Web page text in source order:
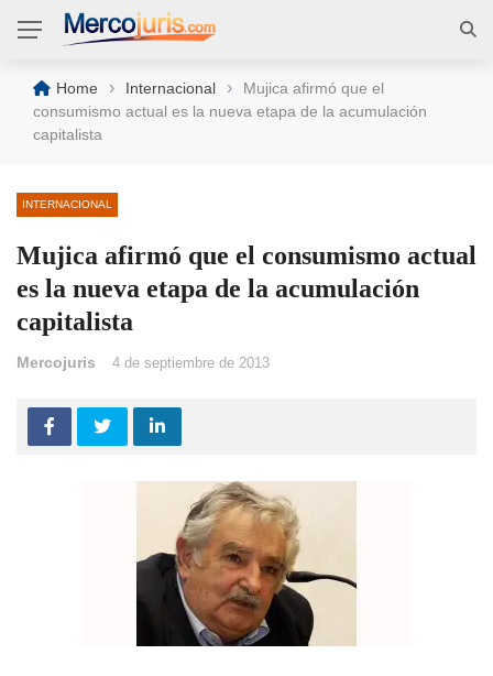
Home › Internacional ›
Mujica afirmó que el
consumismo actual es la nueva etapa de la acumulación
capitalista
INTERNACIONAL
Mujica afirmó que el consumismo actual
es la nueva etapa de la acumulación
capitalista
Mercojuris 4 de septiembre de 2013